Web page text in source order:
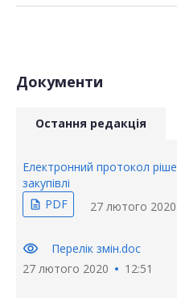
Документи
Остання редакція
Електронний протокол
закупівлі
description PDF 27 лютого 2020
visibility
Перелік змін.doc
27 лютого 2020
12:51